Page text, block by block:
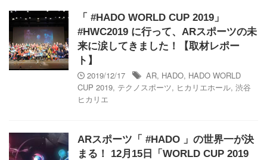
「 #HADO WORLD CUP 2019」
#HWC2019 に行って、ARスポーツの未
来に涙してきました！【取材レポー
ト】
2019/12/17
AR, HADO, HADO WORLD
CUP 2019, テクノスポーツ, ヒカリエホール, 渋谷
ヒカリエ
ARスポーツ「 #HADO 」の世界一が決
まる！ 12月15日「WORLD CUP 2019